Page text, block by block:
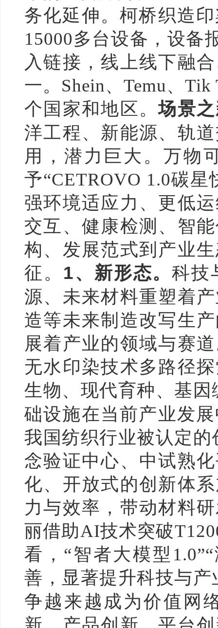
务化延伸。柯桥织造
15000多台设备，设备
入链接，线上线下融
一。Shein、Temu、
个国家和地区。场景
洋工程、新能源、轨
用，潜力巨大。万物
予“CETROVO 1.0碳
强环境适应力、更低
交互、健康检测、智
构、发展范式到产业
征。 1、新形态。科技
源、未来材料重塑着
造等未来制造改写生
展着产业的领域与赛
无水印染技术多路径
生物、现代育种、基
础设施在当前产业发
我国纺织行业被认定
念验证中心、中试熟
化、开放式的创新体
力与效率，带动材料
丽借助AI技术突破
看，“智者大模型
善，显著提升科技与
争越来越成为价值网